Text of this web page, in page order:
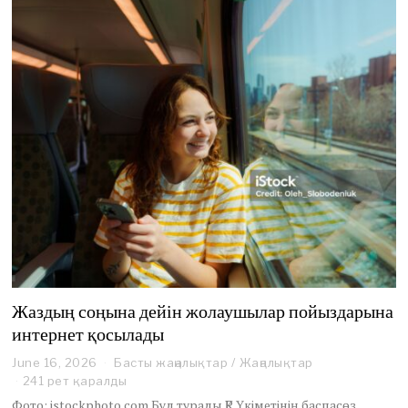
Жаздың соңына дейін жолаушылар пойыздарына
интернет қосылады
June 16, 2026
u
Басты жаңалықтар / Жаңалықтар
241 рет қаралды
Фото: istockphoto.com Бұл туралы ҚР Үкіметінің баспасөз